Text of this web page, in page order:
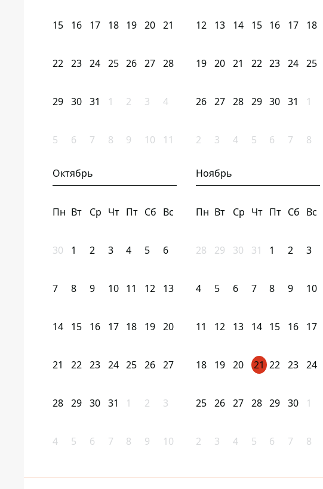
15 16 17 18 19 20 21
22 23 24 25 26 27 28
29 30 31 1 2 3 4
5 6 7 8 9 10 11
12 13 14 15 16 17 18
19 20 21 22 23 24 25
26 27 28 29 30 31 1
2 3 4 5 6 7 8
Октябрь
Пн Вт Ср Чт Пт Сб Вс
30 1 2 3 4 5 6
7 8 9 10 11 12 13
14 15 16 17 18 19 20
21 22 23 24 25 26 27
28 29 30 31 1 2 3
4 5 6 7 8 9 10
Ноябрь
Пн Вт Ср Чт Пт Сб Вс
28 29 30 31 1 2 3
4 5 6 7 8 9 10
11 12 13 14 15 16 17
18 19 20 21 22 23 24
25 26 27 28 29 30 1
2 3 4 5 6 7 8